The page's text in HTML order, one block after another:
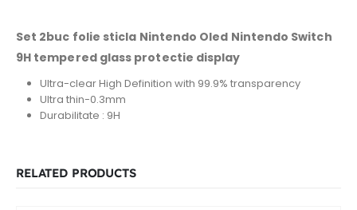
Set 2buc folie sticla Nintendo Oled Nintendo Switch
9H tempered glass protectie display
Ultra-clear High Definition with 99.9% transparency
Ultra thin-0.3mm
Durabilitate : 9H
RELATED PRODUCTS